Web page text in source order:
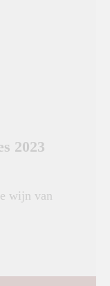
2023
wijn van